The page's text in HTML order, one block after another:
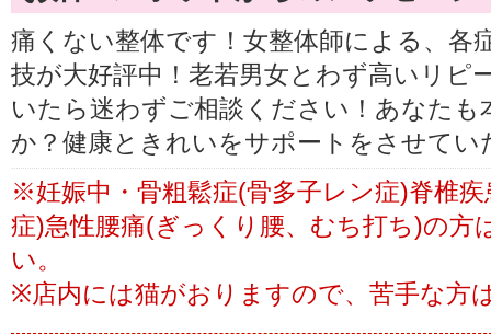
痛くない整体です！女整体師による、各
技が大好評中！老若男女とわず高いリピ
いたら迷わずご相談ください！あなた
か？健康ときれいをサポートをさせてい
※妊娠中・骨粗鬆症(骨多子レン症)脊椎
症)急性腰痛(ぎっくり腰、むち打ち)の方
い。
※店内には猫がおりますので、苦手な方